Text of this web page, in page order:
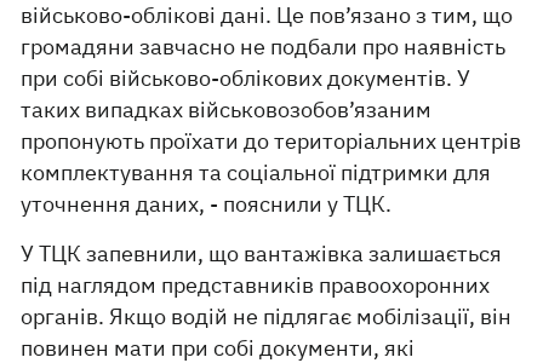
військово-облікові дані. Це пов’язано з тим, що
громадяни завчасно не подбали про наявність
при собі військово-облікових документів. У
таких випадках військовозобов’язаним
пропонують проїхати до територіальних центрів
комплектування та соціальної підтримки для
уточнення даних, - пояснили у ТЦК.
У ТЦК запевнили, що вантажівка залишається
під наглядом представників правоохоронних
органів. Якщо водій не підлягає мобілізації, він
повинен мати при собі документи, які